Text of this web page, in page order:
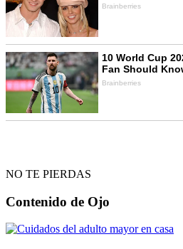
NO TE PIERDAS
Contenido de Ojo